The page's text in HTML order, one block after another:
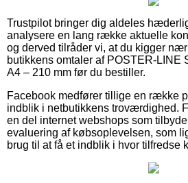
Trustpilot bringer dig aldeles
analysere en lang række aktuelle
og derved tilråder vi, at du kigger
butikkens omtaler af POSTER-
A4 – 210 mm før du bestiller.
Facebook medfører tillige en række
indblik i netbutikkens troværdighed.
en del internet webshops som
evaluering af købsoplevelsen, som
brug til at få et indblik i hvor tilfredse